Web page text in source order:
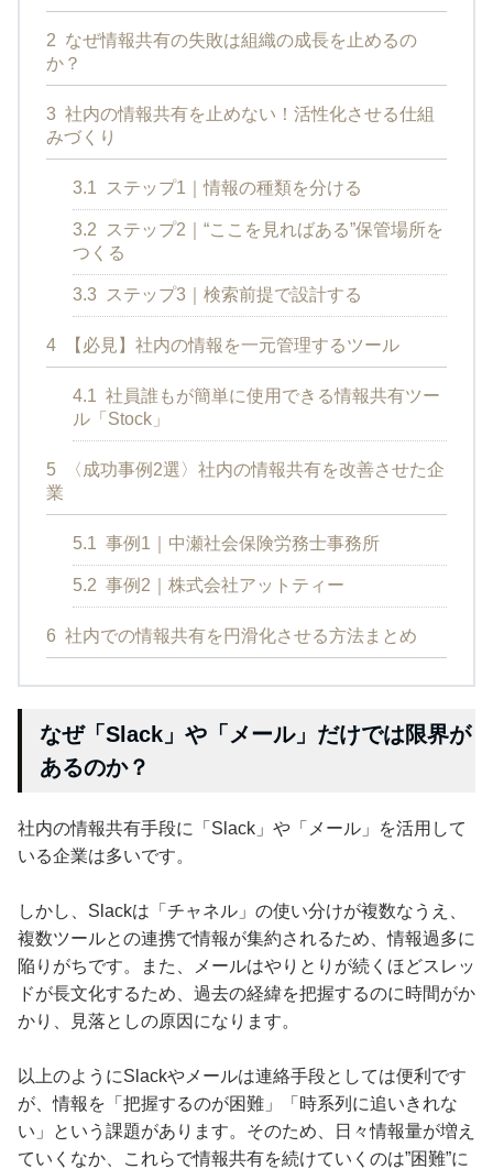
2 なぜ情報共有の失敗は組織の成長を止めるの
か？
3 社内の情報共有を止めない！活性化させる仕組
みづくり
3.1 ステップ1｜情報の種類を分ける
3.2
ステップ2｜“ここを見ればある”保管場所を
つくる
3.3 ステップ3｜検索前提で設計する
4 【必見】社内の情報を一元管理するツール
4.1 社員誰もが簡単に使用できる情報共有ツー
ル「Stock」
5
〈成功事例2選〉社内の情報共有を改善させた企
業
5.1 事例1｜中瀬社会保険労務士事務所
5.2 事例2｜株式会社アットティー
6 社内での情報共有を円滑化させる方法まとめ
なぜ「Slack」や「メール」だけでは限界が
あるのか？
社内の情報共有手段に「Slack」や「メール」を活用して
いる企業は多いです。
しかし、Slackは「チャネル」の使い分けが複数なうえ、
複数ツールとの連携で情報が集約されるため、情報過多に
陥りがちです。また、メールはやりとりが続くほどスレッ
ドが長文化するため、過去の経緯を把握するのに時間がか
かり、見落としの原因になります。
以上のようにSlackやメールは連絡手段としては便利です
が、情報を「把握するのが困難」「時系列に追いきれな
い」という課題があります。そのため、日々情報量が増え
ていくなか、これらで情報共有を続けていくのは”困難”に